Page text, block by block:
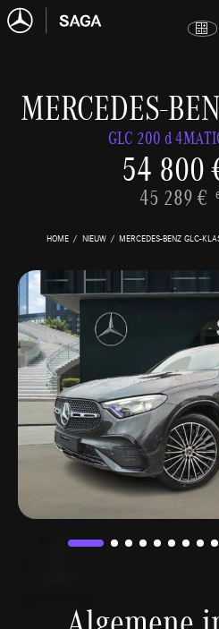
MERCEDES-
GLC 200 d
54 800
45 289 €
HOME NIEUW MERCEDES-BENZ GLC-